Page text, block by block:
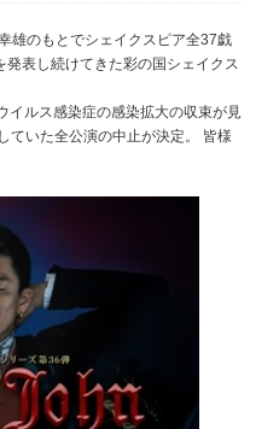
雄のもとでシェイクスピア全37戯
表し続けてきた彩の国シェイクス
イルス感染症の感染拡大の収束が見
ていた全公演の中止が決定。 皆様